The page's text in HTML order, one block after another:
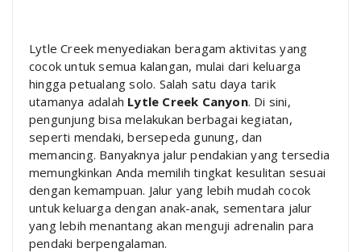
Lytle Creek menyediakan beragam aktivitas yang
cocok untuk semua kalangan, mulai dari keluarga
hingga petualang solo. Salah satu daya tarik
utamanya adalah Lytle Creek Canyon. Di sini,
pengunjung bisa melakukan berbagai kegiatan,
seperti mendaki, bersepeda gunung, dan
memancing. Banyaknya jalur pendakian yang tersedia
memungkinkan Anda memilih tingkat kesulitan sesuai
dengan kemampuan. Jalur yang lebih mudah cocok
untuk keluarga dengan anak-anak, sementara jalur
yang lebih menantang akan menguji adrenalin para
pendaki berpengalaman.